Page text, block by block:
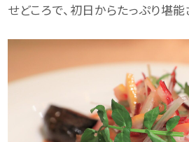
せどころで、初日からたっぷり堪能